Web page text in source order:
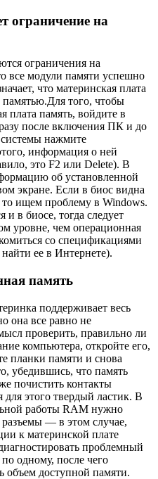
ограничение на
ограничения на
все модули памяти успешно
что материнская плата
памятью.Для того, чтобы
плата память, войдите в
после включения ПК и до
системы нажмите
информация о ней
это F2 или Delete). В
об установленной
экране. Если в биос видна
ищем проблему в Windows.
и в биосе, тогда следует
уровне, чем операционная
со спецификациями
ее в Интернете).
память
поддерживает весь
она все равно не
проверить, правильно ли
компьютера, откройте его,
планки памяти и снова
убедившись, что память
почистить контакты
для этого твердый ластик. В
работы RAM нужно
разъемы — в этом случае,
к материнской плате
проблемный
одному, после чего
объем доступной памяти.